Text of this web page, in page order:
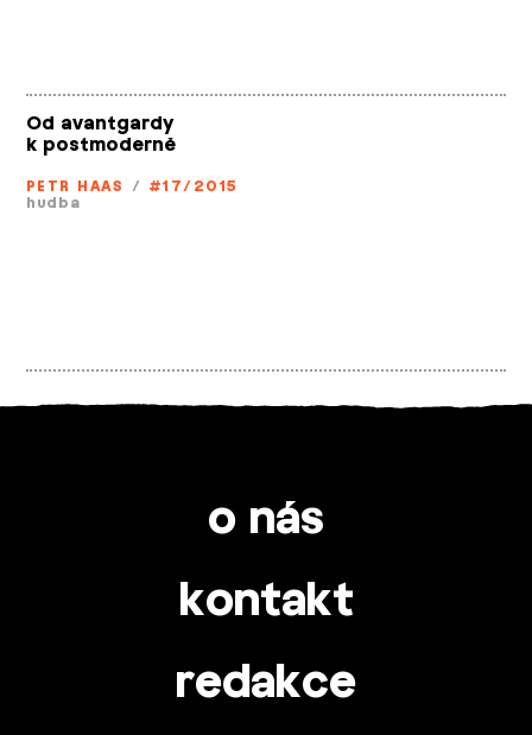
Od avantgardy
k postmoderně
PETR HAAS / #17/2015
hudba
o nás
kontakt
redakce